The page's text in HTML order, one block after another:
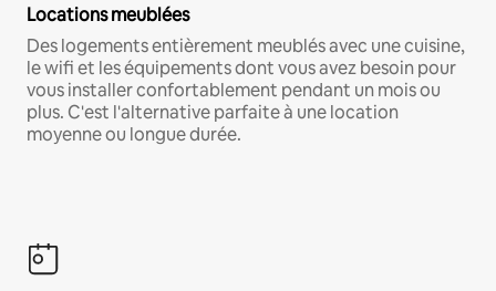
Locations meublées
Des logements entièrement meublés avec une cuisine,
le wifi et les équipements dont vous avez besoin pour
vous installer confortablement pendant un mois ou
plus. C'est l'alternative parfaite à une location
moyenne ou longue durée.